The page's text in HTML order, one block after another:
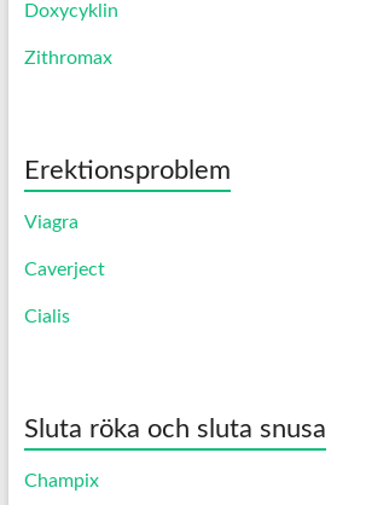
Doxycyklin
Zithromax
Erektionsproblem
Viagra
Caverject
Cialis
Sluta röka och sluta snusa
Champix